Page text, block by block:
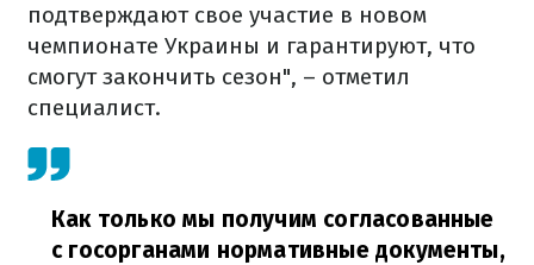
подтверждают свое участие в новом
чемпионате Украины и гарантируют, что
смогут закончить сезон", – отметил
специалист.
Как только мы получим согласованные
с госорганами нормативные документы,